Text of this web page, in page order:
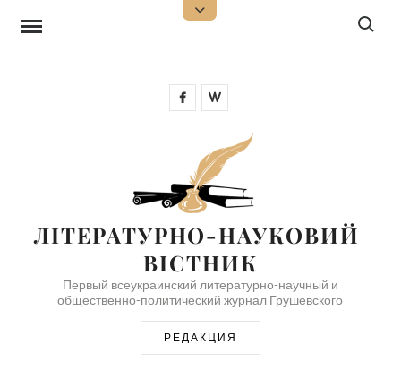
Открыть
Поиск:
FacebookWikipedia
ЛІТЕРАТУРНО-НАУКОВИЙ
ВІСТНИК
Первый всеукраинский литературно-научный и
общественно-политический журнал Грушевского
РЕДАКЦИЯ